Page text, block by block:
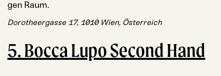
gen Raum.
Doro­theer­gas­se 17, 1010 Wien, Österreich
5. Bocca Lupo Second Hand